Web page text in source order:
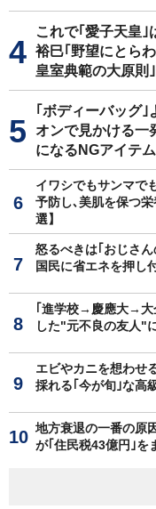
これで｢愛子天皇
裕巳｢野望にとら
皇室典範の大原則｣
｢ボディーバッグ
オンで見かける一
になるNGアイテム
イワシでもサンマで
予防し､美肌を保つ
選】
怒るべきは｢おじさ
国民に省エネを押し
｢進学校→慶應大→大
した"元不良の友人"
エビやカニを想わせ
採れる｢今が旬｣な高
地方衰退の一番の原
が｢住民税43億円｣を